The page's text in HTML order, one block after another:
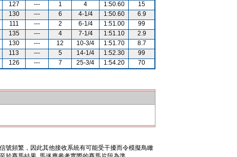
127 --- 1 4 1:50.60
15
130 --- 6 4-1/4 1:50.60
6.9
111 --- 2 6-1/4 1:51.00
99
135 --- 4 7-1/4 1:51.10
2.9
130 --- 12 10-3/4 1:51.70
8.7
113 --- 5 14-1/4 1:52.30
99
126 --- 7 25-3/4 1:54.20 70
號頻繁，因此其他接收系統有可能受干擾而令模擬鳥瞰